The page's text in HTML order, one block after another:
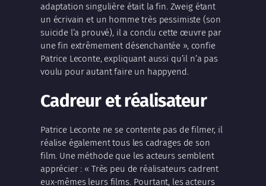
adaptation singulière était la fin. Zweig étant
un écrivain et un homme très pessimiste (son
suicide l’a prouvé), il a conclu cette œuvre par
une fin extrêmement désenchantée », confie
Patrice Leconte, expliquant aussi qu’il n’a pas
voulu pour autant faire un happyend.
Cadreur et réalisateur
Patrice Leconte ne se contente pas de filmer, il
réalise également tous les cadrages de son
film. Une méthode que les acteurs semblent
apprécier : « Très peu de réalisateurs cadrent
eux-mêmes leurs films. Pourtant, les acteurs